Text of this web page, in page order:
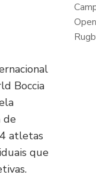
Boccia
de
atletas
que